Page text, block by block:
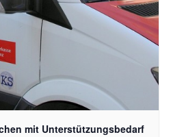
mit Unterstützungsbedarf